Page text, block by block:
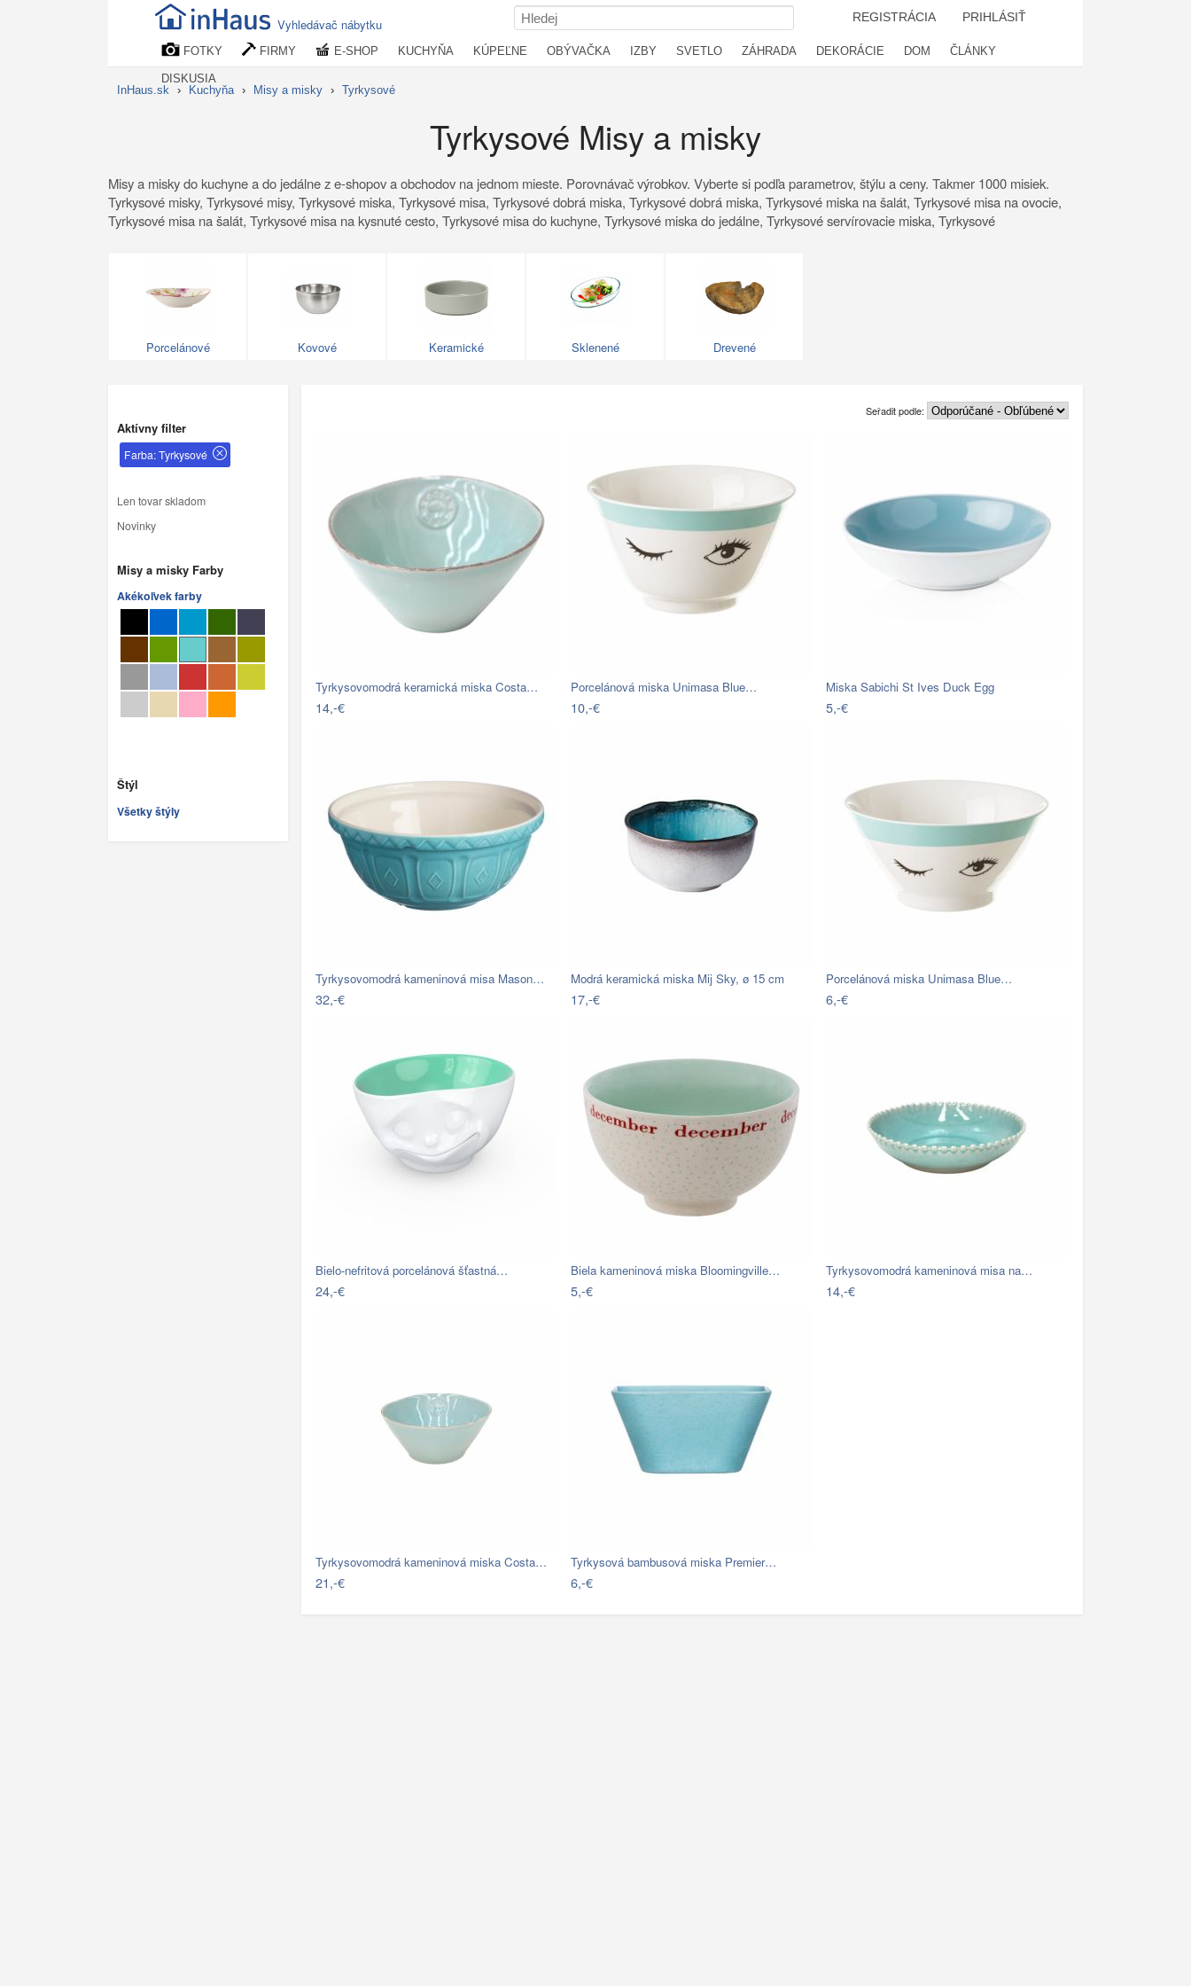
Vyhledávač nábytku REGISTRÁCIA PRIHLÁSIŤ
FOTKY FIRMY E-SHOP KUCHYŇA KÚPEĽNE OBÝVAČKA IZBY SVETLO ZÁHRADA DEKORÁCIE DOM ČLÁNKY
DISKUSIA
InHaus.sk › Kuchyňa › Misy a misky › Tyrkysové
Tyrkysové Misy a misky
Misy a misky do kuchyne a do jedálne z e-shopov a obchodov na jednom mieste. Porovnávač výrobkov. Vyberte si podľa parametrov, štýlu a ceny. Takmer 1000 misiek.
Tyrkysové misky, Tyrkysové misy, Tyrkysové miska, Tyrkysové misa, Tyrkysové dobrá miska, Tyrkysové dobrá miska, Tyrkysové miska na šalát, Tyrkysové misa na ovocie,
Tyrkysové misa na šalát, Tyrkysové misa na kysnuté cesto, Tyrkysové misa do kuchyne, Tyrkysové miska do jedálne, Tyrkysové servírovacie miska, Tyrkysové
Porcelánové Kovové Keramické Sklenené Drevené
Aktívny filter
Farba: Tyrkysové
Len tovar skladom
Novinky
Misy a misky Farby
Akékoľvek farby
Štýl
Všetky štýly
Seřadit podle:
Tyrkysovomodrá keramická miska Costa…
14,-€
Porcelánová miska Unimasa Blue…
10,-€
Miska Sabichi St Ives Duck Egg
5,-€
Tyrkysovomodrá kameninová misa Mason…
32,-€
Modrá keramická miska Mij Sky, ø 15 cm
17,-€
Porcelánová miska Unimasa Blue…
6,-€
Bielo-nefritová porcelánová šťastná…
24,-€
Biela kameninová miska Bloomingville…
5,-€
Tyrkysovomodrá kameninová misa na…
14,-€
Tyrkysovomodrá kameninová miska Costa…
21,-€
Tyrkysová bambusová miska Premier…
6,-€